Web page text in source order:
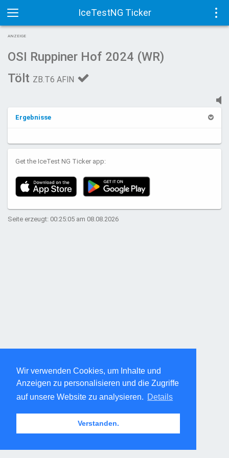
Wir verwenden Cookies, um Inhalte und
Anzeigen zu personalisieren und die Zugriffe
auf unsere Website zu analysieren. Details
Verstanden.
IceTestNG Ticker
Toggle
navigation
ANZEIGE
OSI Ruppiner Hof 2024 (WR)
Tölt ZB.T6 AFIN
Ergebnisse
Get the IceTest NG Ticker app:
Seite erzeugt: 00:25:05 am 08.08.2026